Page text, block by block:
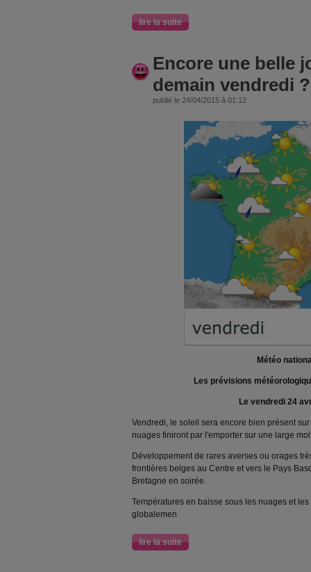
lire la suite
Encore une belle
demain vendredi ?
publié le 24/04/2015 à 01:12
Météo
Les prévisions
Le vendredi 24
Vendredi, le soleil sera encore bien présent
nuages finiront par l'emporter sur une large
Développement de rares averses ou orages
frontières belges au Centre et vers le Pays
Bretagne en soirée.
Températures en baisse sous les nuages et
globalemen
lire la suite